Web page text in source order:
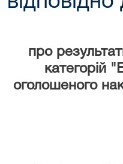
про
категорій
оголошеного